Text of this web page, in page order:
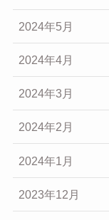
2024年5月
2024年4月
2024年3月
2024年2月
2024年1月
2023年12月